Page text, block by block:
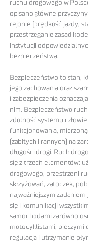
ruchu drogowego w
opisano główne
rejonie (prędkość jazdy,
przestrzeganie zasad
instytucji
bezpieczeństwa.
Bezpieczeństwo to stan,
jego zachowania oraz
i zabezpieczenia
nim. Bezpieczeństwo
zdolność systemu
funkcjonowania,
(zabitych i rannych) na
długości drogi. Ruch
się z trzech elementów:
drogowego, przestrzeni
skrzyżowań, zatoczek,
najważniejszym
się i komunikacji
samochodami zarówno
motocyklistami, pieszymi
regulacja i utrzymanie